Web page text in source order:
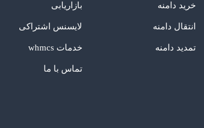
خرید دامنه
انتقال دامنه
تمدید دامنه
بازاریابی
لایسنس اشتراکی
خدمات whmcs
تماس با ما